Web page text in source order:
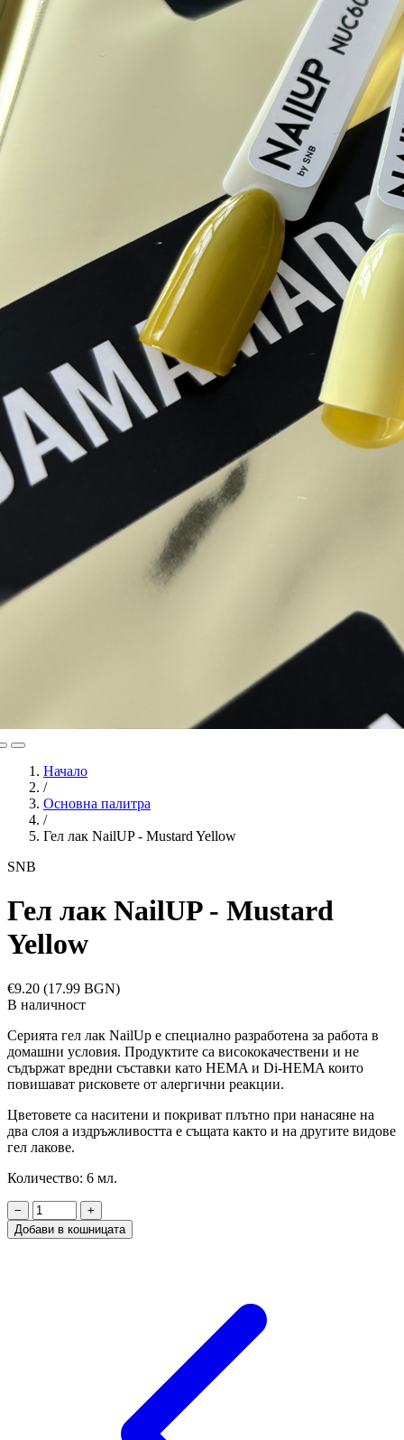
Начало
/
Основна палитра
/
Гел лак NailUP - Mustard Yellow
SNB
Гел лак NailUP - Mustard
Yellow
€9.20 (17.99 BGN)
В наличност
Серията гел лак NailUp е специално разработена за работа в
домашни условия. Продуктите са висококачествени и не
съдържат вредни съставки като HEMA и Di-HEMA които
повишават рисковете от алергични реакции.
Цветовете са наситени и покриват плътно при нанасяне на
два слоя а издръжливостта е същата както и на другите видове
гел лакове.
Количество: 6 мл.
−
+
Добави в кошницата